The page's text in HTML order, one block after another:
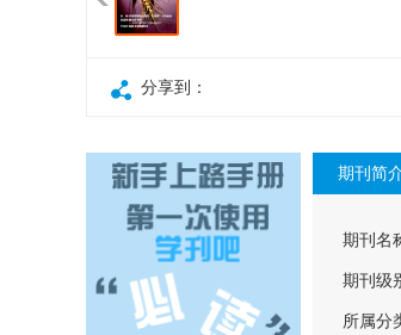
分享到：
期刊简
期刊名
期刊级
所属分